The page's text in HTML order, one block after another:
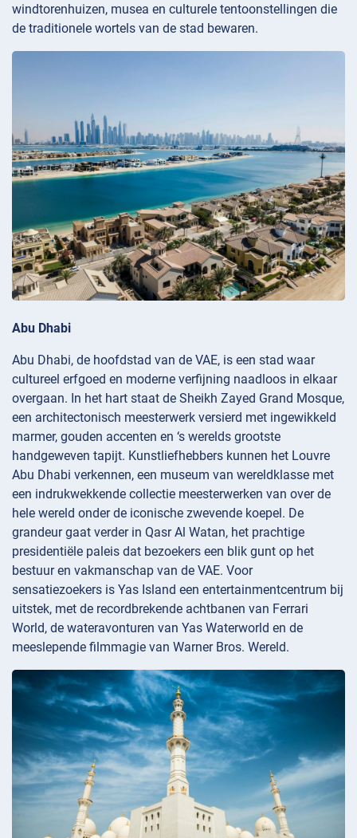
windtorenhuizen, musea en culturele tentoonstellingen die
de traditionele wortels van de stad bewaren.
Abu Dhabi
Abu Dhabi, de hoofdstad van de VAE, is een stad waar
cultureel erfgoed en moderne verfijning naadloos in elkaar
overgaan. In het hart staat de Sheikh Zayed Grand Mosque,
een architectonisch meesterwerk versierd met ingewikkeld
marmer, gouden accenten en ‘s werelds grootste
handgeweven tapijt. Kunstliefhebbers kunnen het Louvre
Abu Dhabi verkennen, een museum van wereldklasse met
een indrukwekkende collectie meesterwerken van over de
hele wereld onder de iconische zwevende koepel. De
grandeur gaat verder in Qasr Al Watan, het prachtige
presidentiële paleis dat bezoekers een blik gunt op het
bestuur en vakmanschap van de VAE. Voor
sensatiezoekers is Yas Island een entertainmentcentrum bij
uitstek, met de recordbrekende achtbanen van Ferrari
World, de wateravonturen van Yas Waterworld en de
meeslepende filmmagie van Warner Bros. Wereld.